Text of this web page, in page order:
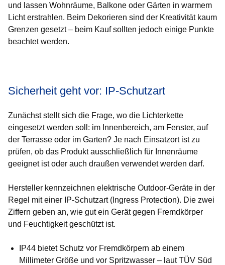
und lassen Wohnräume, Balkone oder Gärten in warmem
Licht erstrahlen. Beim Dekorieren sind der Kreativität kaum
Grenzen gesetzt – beim Kauf sollten jedoch einige Punkte
beachtet werden.
Sicherheit geht vor: IP-Schutzart
Zunächst stellt sich die Frage, wo die Lichterkette
eingesetzt werden soll: im Innenbereich, am Fenster, auf
der Terrasse oder im Garten? Je nach Einsatzort ist zu
prüfen, ob das Produkt ausschließlich für Innenräume
geeignet ist oder auch draußen verwendet werden darf.
Hersteller kennzeichnen elektrische Outdoor-Geräte in der
Regel mit einer IP-Schutzart (Ingress Protection). Die zwei
Ziffern geben an, wie gut ein Gerät gegen Fremdkörper
und Feuchtigkeit geschützt ist.
IP44 bietet Schutz vor Fremdkörpern ab einem
Millimeter Größe und vor Spritzwasser – laut TÜV Süd